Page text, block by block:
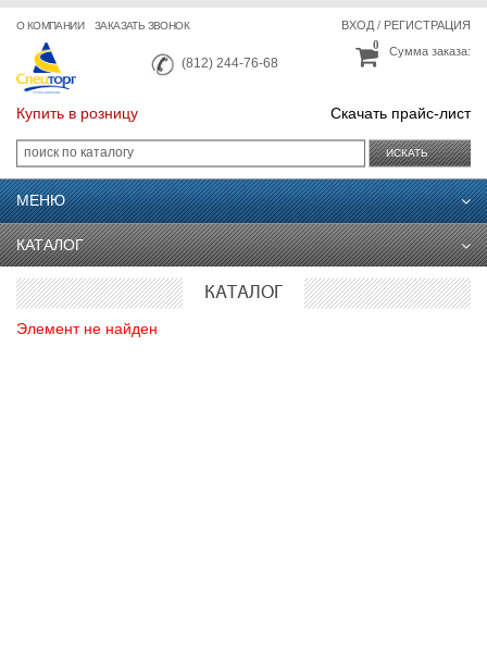
О КОМПАНИИ ЗАКАЗАТЬ ЗВОНОК
(812) 244-76-68
ВХОД/ РЕГИСТРАЦИЯ
Сумма заказа:
0
Купить в розницу Скачать прайс-лист
ИСКАТЬ
МЕНЮ
КАТАЛОГ
КАТАЛОГ
Элемент не найден